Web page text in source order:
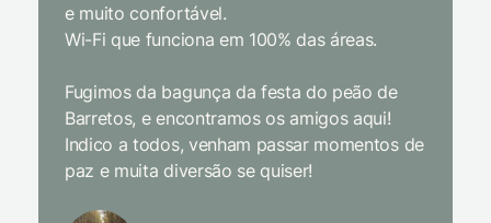
e muito confortável.
Wi-Fi que funciona em 100% das áreas.
Fugimos da bagunça da festa do peão de
Barretos, e encontramos os amigos aqui!
Indico a todos, venham passar momentos de
paz e muita diversão se quiser!